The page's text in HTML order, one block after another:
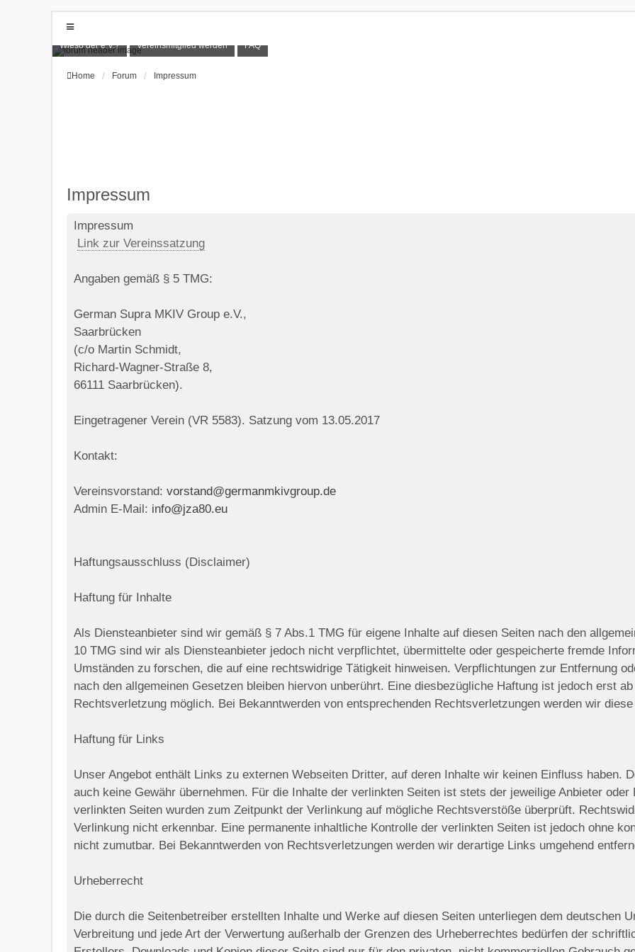
Wieso der e.V.? Vereinsmitglied werden FAQ
Home Forum Impressum
Impressum
Impressum
Link zur Vereinssatzung
Angaben gemäß § 5 TMG:
German Supra MKIV Group e.V.,
Saarbrücken
(c/o Martin Schmidt,
Richard-Wagner-Straße 8,
66111 Saarbrücken).
Eingetragener Verein (VR 5583). Satzung vom 13.05.2017
Kontakt:
Vereinsvorstand: vorstand@germanmkivgroup.de
Admin E-Mail: info@jza80.eu
Haftungsausschluss (Disclaimer)
Haftung für Inhalte
Als Diensteanbieter sind wir gemäß § 7 Abs.1 TMG für eigene Inhalte auf diesen Seiten nach den
10 TMG sind wir als Diensteanbieter jedoch nicht verpflichtet, übermittelte oder gespeicherte fremde
Umständen zu forschen, die auf eine rechtswidrige Tätigkeit hinweisen. Verpflichtungen zur Entfernung
nach den allgemeinen Gesetzen bleiben hiervon unberührt. Eine diesbezügliche Haftung ist jedoch erst
Rechtsverletzung möglich. Bei Bekanntwerden von entsprechenden Rechtsverletzungen werden wir
Haftung für Links
Unser Angebot enthält Links zu externen Webseiten Dritter, auf deren Inhalte wir keinen Einfluss haben.
auch keine Gewähr übernehmen. Für die Inhalte der verlinkten Seiten ist stets der jeweilige Anbieter
verlinkten Seiten wurden zum Zeitpunkt der Verlinkung auf mögliche Rechtsverstöße überprüft.
Verlinkung nicht erkennbar. Eine permanente inhaltliche Kontrolle der verlinkten Seiten ist jedoch ohne
nicht zumutbar. Bei Bekanntwerden von Rechtsverletzungen werden wir derartige Links umgehend
Urheberrecht
Die durch die Seitenbetreiber erstellten Inhalte und Werke auf diesen Seiten unterliegen dem deutschen
Verbreitung und jede Art der Verwertung außerhalb der Grenzen des Urheberrechtes bedürfen der